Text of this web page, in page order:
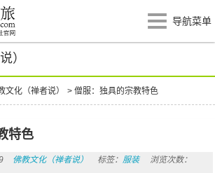
导航菜单
）
文化（禅者说） >僧服：独具的宗教特色
特色
佛教文化（禅者说） 标签： 服装
浏览次数：